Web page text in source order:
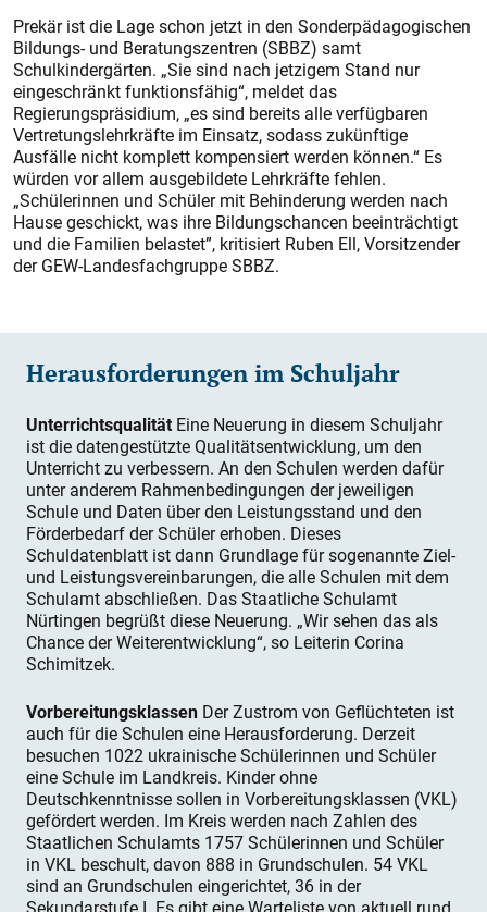
Prekär ist die Lage schon jetzt in den Sonderpädagogischen
Bildungs- und Beratungszentren (SBBZ) samt
Schulkindergärten. „Sie sind nach jetzigem Stand nur
eingeschränkt funktionsfähig“, meldet das
Regierungspräsidium, „es sind bereits alle verfügbaren
Vertretungslehrkräfte im Einsatz, sodass zukünftige
Ausfälle nicht komplett kompensiert werden können.“ Es
würden vor allem ausgebildete Lehrkräfte fehlen.
„Schülerinnen und Schüler mit Behinderung werden nach
Hause geschickt, was ihre Bildungschancen beeinträchtigt
und die Familien belastet”, kritisiert Ruben Ell, Vorsitzender
der GEW-Landesfachgruppe SBBZ.
Herausforderungen im Schuljahr
Unterrichtsqualität Eine Neuerung in diesem Schuljahr
ist die datengestützte Qualitätsentwicklung, um den
Unterricht zu verbessern. An den Schulen werden dafür
unter anderem Rahmenbedingungen der jeweiligen
Schule und Daten über den Leistungsstand und den
Förderbedarf der Schüler erhoben. Dieses
Schuldatenblatt ist dann Grundlage für sogenannte Ziel-
und Leistungsvereinbarungen, die alle Schulen mit dem
Schulamt abschließen. Das Staatliche Schulamt
Nürtingen begrüßt diese Neuerung. „Wir sehen das als
Chance der Weiterentwicklung“, so Leiterin Corina
Schimitzek.
Vorbereitungsklassen Der Zustrom von Geflüchteten ist
auch für die Schulen eine Herausforderung. Derzeit
besuchen 1022 ukrainische Schülerinnen und Schüler
eine Schule im Landkreis. Kinder ohne
Deutschkenntnisse sollen in Vorbereitungsklassen (VKL)
gefördert werden. Im Kreis werden nach Zahlen des
Staatlichen Schulamts 1757 Schülerinnen und Schüler
in VKL beschult, davon 888 in Grundschulen. 54 VKL
sind an Grundschulen eingerichtet, 36 in der